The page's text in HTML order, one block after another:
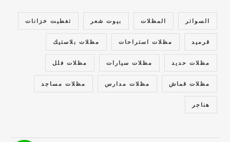
السواتر المظلات بيوت شعر تغطيت خزانات
قرميد مظلات استراحات مظلات بلاستيك
مظلات حديد مظلات سيارات مظلات فلل
مظلات قماش مظلات مدارس مظلات مساجد
هناجر